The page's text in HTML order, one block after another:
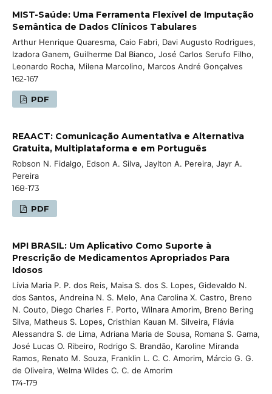
MIST-Saúde: Uma Ferramenta Flexível de Imputação
Semântica de Dados Clínicos Tabulares
Arthur Henrique Quaresma, Caio Fabri, Davi Augusto Rodrigues,
Izadora Ganem, Guilherme Dal Bianco, José Carlos Serufo Filho,
Leonardo Rocha, Milena Marcolino, Marcos André Gonçalves
162-167
PDF
REAACT: Comunicação Aumentativa e Alternativa
Gratuita, Multiplataforma e em Português
Robson N. Fidalgo, Edson A. Silva, Jaylton A. Pereira, Jayr A.
Pereira
168-173
PDF
MPI BRASIL: Um Aplicativo Como Suporte à
Prescrição de Medicamentos Apropriados Para
Idosos
Lívia Maria P. P. dos Reis, Maisa S. dos S. Lopes, Gidevaldo N.
dos Santos, Andreina N. S. Melo, Ana Carolina X. Castro, Breno
N. Couto, Diego Charles F. Porto, Wilnara Amorim, Breno Bering
Silva, Matheus S. Lopes, Cristhian Kauan M. Silveira, Flávia
Alessandra S. de Lima, Adriana Maria de Sousa, Romana S. Gama,
José Lucas O. Ribeiro, Rodrigo S. Brandão, Karoline Miranda
Ramos, Renato M. Souza, Franklin L. C. C. Amorim, Márcio G. G.
de Oliveira, Welma Wildes C. C. de Amorim
174-179